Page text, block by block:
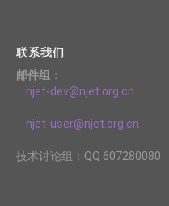
联系我们
邮件组：
njet-dev@njet.org.cn
njet-user@njet.org.cn
技术讨论组：QQ 607280080